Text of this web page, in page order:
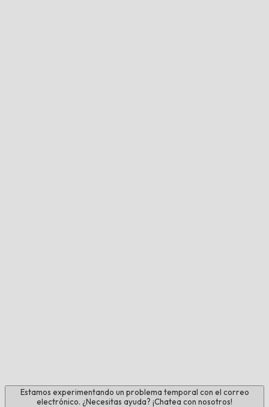
Estamos experimentando un problema temporal con el correo
electrónico. ¿Necesitas ayuda? ¡Chatea con nosotros!